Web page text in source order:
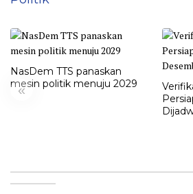
«
NasDem TTS panaskan
mesin politik menuju 2029